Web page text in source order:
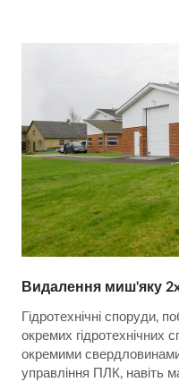
Видалення миш'яку
Гідротехнічні споруди,
окремих гідротехнічних
окремими
управління ПЛК, навіть